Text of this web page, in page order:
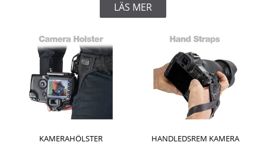
LÄS MER
KAMERAHÖLSTER HANDLEDSREM KAMERA